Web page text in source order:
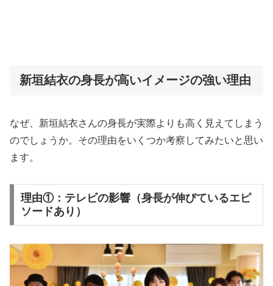
新垣結衣の身長が高いイメージの強い理由
なぜ、新垣結衣さんの身長が実際よりも高く見えてしまう
のでしょうか。その理由をいくつか考察してみたいと思い
ます。
理由①：テレビの影響（身長が伸びているエピ
ソードあり）